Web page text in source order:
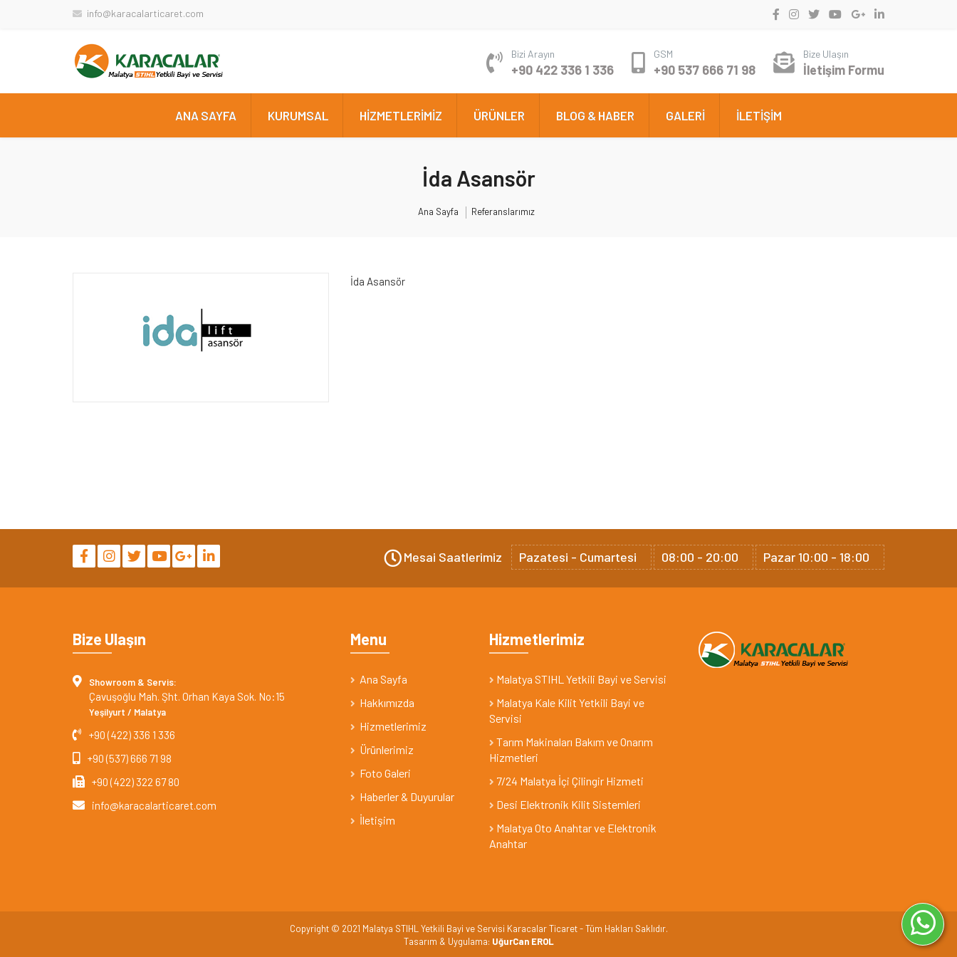
info@karacalarticaret.com
Bizi Arayın
+90 422 336 1 336
GSM
+90 537 666 71 98
Bize Ulaşın
İletişim Formu
ANA SAYFA KURUMSAL HİZMETLERİMİZ ÜRÜNLER BLOG & HABER GALERİ İLETİŞİM
İda Asansör
Ana Sayfa Referanslarımız
İda Asansör
Mesai Saatlerimiz Pazatesi - Cumartesi 08:00 - 20:00 Pazar 10:00 - 18:00
Bize Ulaşın
Showroom & Servis:
Çavuşoğlu Mah. Şht. Orhan Kaya Sok. No:15
Yeşilyurt / Malatya
+90 (422) 336 1 336
+90 (537) 666 71 98
+90 (422) 322 67 80
info@karacalarticaret.com
Menu
Ana Sayfa
Hakkımızda
Hizmetlerimiz
Ürünlerimiz
Foto Galeri
Haberler & Duyurular
İletişim
Hizmetlerimiz
Malatya STIHL Yetkili Bayi ve Servisi
Malatya Kale Kilit Yetkili Bayi ve
Servisi
Tarım Makinaları Bakım ve Onarım
Hizmetleri
7/24 Malatya İçi Çilingir Hizmeti
Desi Elektronik Kilit Sistemleri
Malatya Oto Anahtar ve Elektronik
Anahtar
Copyright © 2021 Malatya STIHL Yetkili Bayi ve Servisi Karacalar Ticaret - Tüm Hakları Saklıdır.
Tasarım & Uygulama: UğurCan EROL